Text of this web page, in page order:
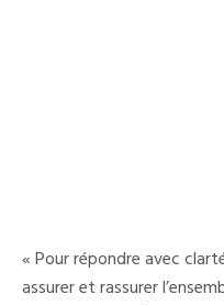
« Pour répondre avec
assurer et rassurer